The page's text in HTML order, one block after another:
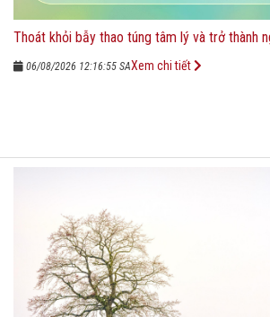
Thoát khỏi bẫy thao túng tâm lý và trở thành
06/08/2026 12:16:55 SAXem chi tiết